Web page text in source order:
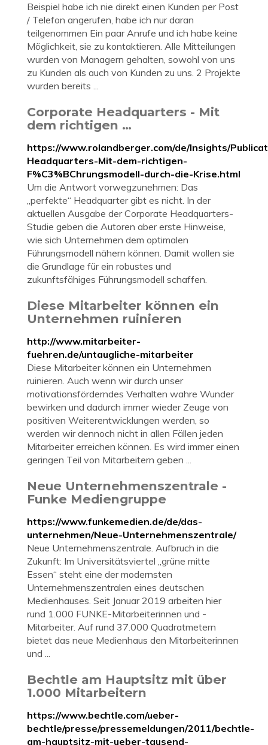
Beispiel habe ich nie direkt einen Kunden per Post
/ Telefon angerufen, habe ich nur daran
teilgenommen Ein paar Anrufe und ich habe keine
Möglichkeit, sie zu kontaktieren. Alle Mitteilungen
wurden von Managern gehalten, sowohl von uns
zu Kunden als auch von Kunden zu uns. 2 Projekte
wurden bereits ...
Corporate Headquarters - Mit
dem richtigen …
https://www.rolandberger.com/de/Insights/
Headquarters-Mit-dem-richtigen-
F%C3%BChrungsmodell-durch-die-Krise.html
Um die Antwort vorwegzunehmen: Das
„perfekte“ Headquarter gibt es nicht. In der
aktuellen Ausgabe der Corporate Headquarters-
Studie geben die Autoren aber erste Hinweise,
wie sich Unternehmen dem optimalen
Führungsmodell nähern können. Damit wollen sie
die Grundlage für ein robustes und
zukunftsfähiges Führungsmodell schaffen.
Diese Mitarbeiter können ein
Unternehmen ruinieren
http://www.mitarbeiter-
fuehren.de/untaugliche-mitarbeiter
Diese Mitarbeiter können ein Unternehmen
ruinieren. Auch wenn wir durch unser
motivationsförderndes Verhalten wahre Wunder
bewirken und dadurch immer wieder Zeuge von
positiven Weiterentwicklungen werden, so
werden wir dennoch nicht in allen Fällen jeden
Mitarbeiter erreichen können. Es wird immer einen
geringen Teil von Mitarbeitern geben ...
Neue Unternehmenszentrale -
Funke Mediengruppe
https://www.funkemedien.de/de/das-
unternehmen/Neue-Unternehmenszentrale/
Neue Unternehmenszentrale. Aufbruch in die
Zukunft: Im Universitätsviertel „grüne mitte
Essen“ steht eine der modernsten
Unternehmenszentralen eines deutschen
Medienhauses. Seit Januar 2019 arbeiten hier
rund 1.000 FUNKE-Mitarbeiterinnen und -
Mitarbeiter. Auf rund 37.000 Quadratmetern
bietet das neue Medienhaus den Mitarbeiterinnen
und ...
Bechtle am Hauptsitz mit über
1.000 Mitarbeitern
https://www.bechtle.com/ueber-
bechtle/presse/pressemeldungen/2011/bechtle-
am-hauptsitz-mit-ueber-tausend-